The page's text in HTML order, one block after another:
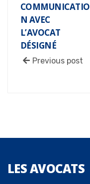
COMMUNICATIO
N AVEC
L’AVOCAT
DÉSIGNÉ
Previous post
LESAVOCATS